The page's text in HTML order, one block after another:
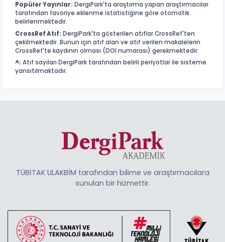
Popüler Yayınlar: DergiPark'ta araştırma yapan araştırmacılar
tarafından favoriye eklenme istatistiğine göre otomatik
belirlenmektedir.
CrossRef Atıf: DergiPark'ta gösterilen atıflar CrossRef'ten
çekilmektedir. Bunun için atıf alan ve atıf verilen makalelerin
CrossRef'te kaydının olması (DOI numarası) gerekmektedir.
^: Atıf sayıları DergiPark tarafından belirli periyotlar ile sisteme
yansıtılmaktadır.
TÜBİTAK ULAKBİM tarafından bilime ve araştırmacılara
sunulan bir hizmettir.